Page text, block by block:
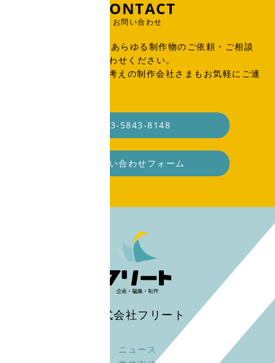
CONTACT
お問い合わせ
出版物、広告、WEB、あらゆる制作物のご依頼・ご相談
はこちらからお問い合わせください。
SOHO・業務委託をお考えの制作会社さまもお気軽にご連
03-5843-8148
お問い合わせフォーム
株式会社フリート
ニュース